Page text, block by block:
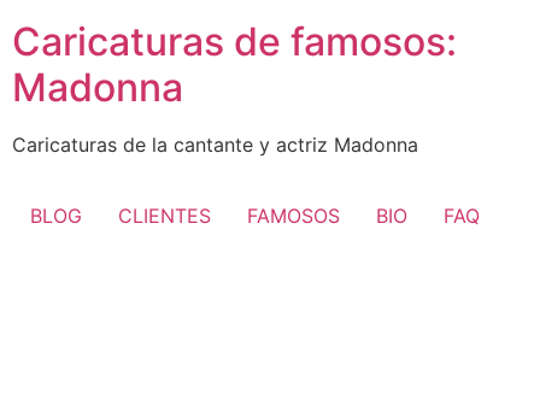
Caricaturas de famosos:
Madonna
Caricaturas de la cantante y actriz Madonna
BLOG CLIENTES FAMOSOS BIO FAQ